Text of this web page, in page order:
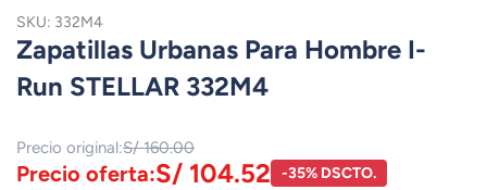
SKU: 332M4
Zapatillas Urbanas Para Hombre I-
Run STELLAR 332M4
Precio original:S/ 160.00
Precio oferta:S/ 104.52 -35% DSCTO.